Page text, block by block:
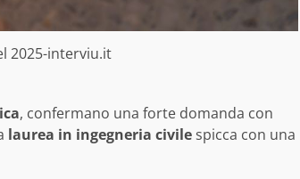
2025-interviu.it
, confermano una forte domanda con
laurea in ingegneria civilespicca con una